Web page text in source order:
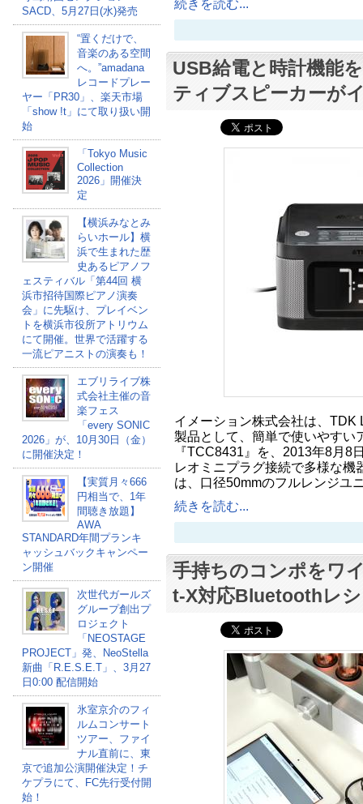
SACD、5月27日(水)発売
“置くだけで、
音楽のある空間
へ。”amadana
レコードプレー
ヤー「PR30」、楽天市場
「show !t」にて取り扱い開
始
「Tokyo Music
Collection
2026」開催決
定
【横浜みなとみ
らいホール】横
浜で生まれた歴
史あるピアノフ
ェスティバル「第44回 横
浜市招待国際ピアノ演奏
会」に先駆け、プレイベン
トを横浜市役所アトリウム
にて開催。世界で活躍する
一流ピアニストの演奏も！
エブリライブ株
式会社主催の音
楽フェス
「every SONIC
2026」が、10月30日（金）
に開催決定！
【実質月々666
円相当で、1年
間聴き放題】
AWA
STANDARD年間プランキ
ャッシュバックキャンペー
ン開催
次世代ガールズ
グループ創出プ
ロジェクト
「NEOSTAGE
PROJECT」発、NeoStella
新曲「R.E.S.E.T」、3月27
日0:00 配信開始
氷室京介のフィ
ルムコンサート
ツアー、ファイ
ナル直前に、東
京で追加公演開催決定！チ
ケプラにて、FC先行受付開
始！
続きを読む...
USB給電と時計機能
ティブスピーカーが
イメーション株式会社は、TDK
製品として、簡単で使いやすい
『TCC8431』を、2013年8月8
レオミニプラグ接続で多様な機
は、口径50mmのフルレンジユ
続きを読む...
手持ちのコンポをワ
t-X対応Bluetoothレ